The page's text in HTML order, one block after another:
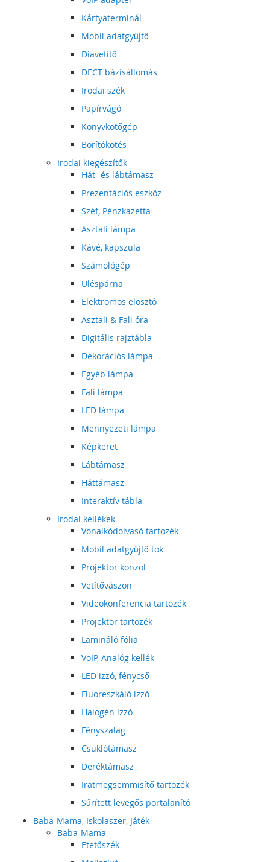
Kártyaterminál
Mobil adatgyűjtő
Diavetítő
DECT bázisállomás
Irodai szék
Papírvágó
Könyvkötőgép
Borítókötés
Irodai kiegészítők
Hát- és lábtámasz
Prezentációs eszköz
Széf, Pénzkazetta
Asztali lámpa
Kávé, kapszula
Számológép
Üléspárna
Elektromos elosztó
Asztali & Fali óra
Digitális rajztábla
Dekorációs lámpa
Egyéb lámpa
Fali lámpa
LED lámpa
Mennyezeti lámpa
Képkeret
Lábtámasz
Háttámasz
Interaktív tábla
Irodai kellékek
Vonalkódolvasó tartozék
Mobil adatgyűjtő tok
Projektor konzol
Vetítővászon
Videokonferencia tartozék
Projektor tartozék
Lamináló fólia
VoIP, Analóg kellék
LED izzó, fénycső
Fluoreszkáló izzó
Halogén izzó
Fényszalag
Csuklótámasz
Deréktámasz
Iratmegsemmisítő tartozék
Sűrített levegős portalanító
Baba-Mama, Iskolaszer, Játék
Baba-Mama
Etetőszék